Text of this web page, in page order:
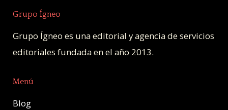
Grupo Ígneo
Grupo Ígneo es una editorial y agencia de servicios
editoriales fundada en el año 2013.
Menú
Blog